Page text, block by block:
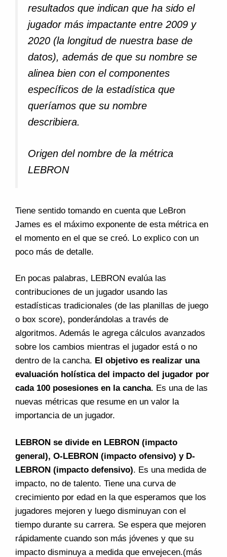
resultados que indican que ha sido el
jugador más impactante entre 2009 y
2020 (la longitud de nuestra base de
datos), además de que su nombre se
alinea bien con el componentes
específicos de la estadística que
queríamos que su nombre
describiera.
Origen del nombre de la métrica
LEBRON
Tiene sentido tomando en cuenta que LeBron
James es el máximo exponente de esta métrica en
el momento en el que se creó. Lo explico con un
poco más de detalle.
En pocas palabras, LEBRON evalúa las
contribuciones de un jugador usando las
estadísticas tradicionales (de las planillas de juego
o box score), ponderándolas a través de
algoritmos. Además le agrega cálculos avanzados
sobre los cambios mientras el jugador está o no
dentro de la cancha. El objetivo es realizar una
evaluación holística del impacto del jugador por
cada 100 posesiones en la cancha. Es una de las
nuevas métricas que resume en un valor la
importancia de un jugador.
LEBRON se divide en LEBRON (impacto
general), O-LEBRON (impacto ofensivo) y D-
LEBRON (impacto defensivo). Es una medida de
impacto, no de talento. Tiene una curva de
crecimiento por edad en la que esperamos que los
jugadores mejoren y luego disminuyan con el
tiempo durante su carrera. Se espera que mejoren
rápidamente cuando son más jóvenes y que su
impacto disminuya a medida que envejecen.(más